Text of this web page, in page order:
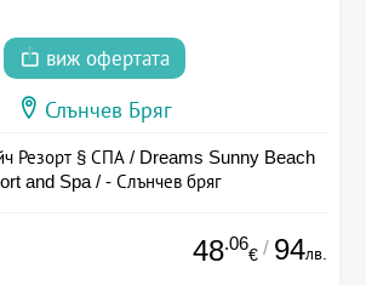
виж офертата
Слънчев Бряг
Резорт § СПА / Dreams Sunny Beach
and Spa / - Слънчев бряг
48.06
€ / 94лв.